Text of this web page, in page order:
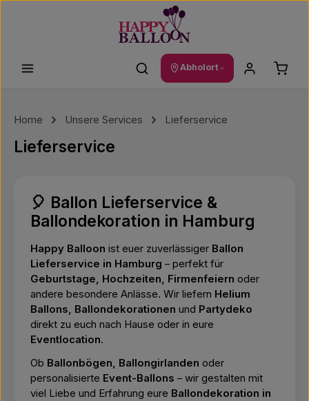
Abholort
Home Unsere Services Lieferservice
Lieferservice
🎈 Ballon Lieferservice &
Ballondekoration in Hamburg
Happy Balloon ist euer zuverlässiger Ballon
Lieferservice in Hamburg – perfekt für
Geburtstage, Hochzeiten, Firmenfeiern oder
andere besondere Anlässe. Wir liefern Helium
Ballons, Ballondekorationen und Partydeko
direkt zu euch nach Hause oder in eure
Eventlocation.
Ob Ballonbögen, Ballongirlanden oder
personalisierte Event-Ballons – wir gestalten mit
viel Liebe und Erfahrung eure Ballondekoration in